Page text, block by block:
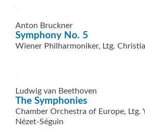
Anton Bruckner
Symphony No. 5
Wiener Philharmoniker, Ltg.
Ludwig van Beethoven
The Symphonies
Chamber Orchestra of Europe, Ltg.
Nézet-Séguin